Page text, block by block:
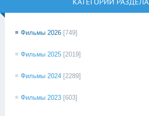
Фильмы 2026 [749]
Фильмы 2025 [2019]
Фильмы 2024 [2289]
Фильмы 2023 [603]